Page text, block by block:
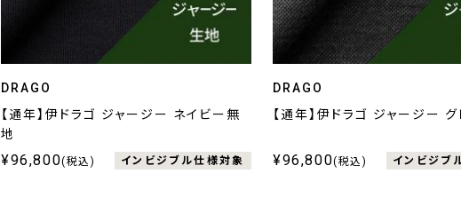
DRAGO
【通年】伊ドラゴ ジャージー ネイビー無
地
¥96,800(税込) インビジブル仕様対象
DRAGO
【通年】伊ドラゴ ジャージー
¥96,800(税込) インビジブ